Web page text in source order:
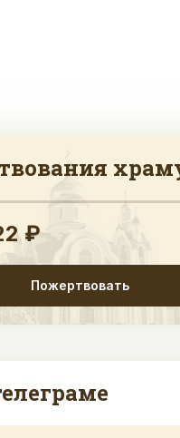
₽
Пожертвовать